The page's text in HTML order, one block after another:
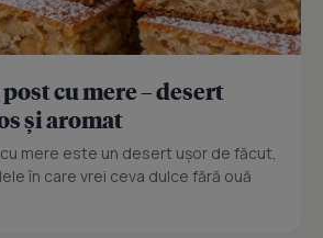
cu mere – desert
și aromat
mere este un desert ușor de făcut,
în care vrei ceva dulce fără ouă